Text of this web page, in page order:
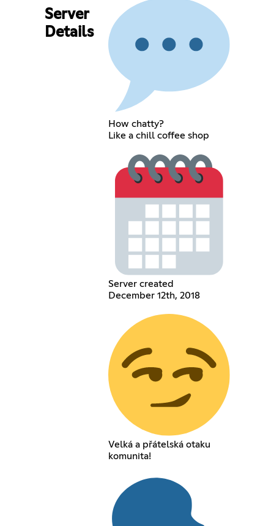
Server
Details
How chatty?
Like a chill coffee shop
Server created
December 12th, 2018
Velká a přátelská otaku
komunita!